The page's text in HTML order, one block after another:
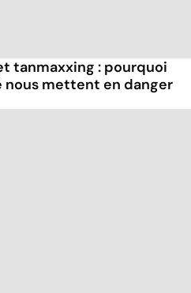
tanmaxxing : pourquoi
nous mettent en danger